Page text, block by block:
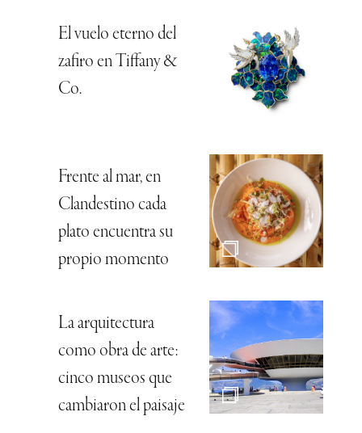
El vuelo eterno del
zafiro en Tiffany &
Co.
Frente al mar, en
Clandestino cada
plato encuentra su
propio momento
La arquitectura
como obra de arte:
cinco museos que
cambiaron el paisaje